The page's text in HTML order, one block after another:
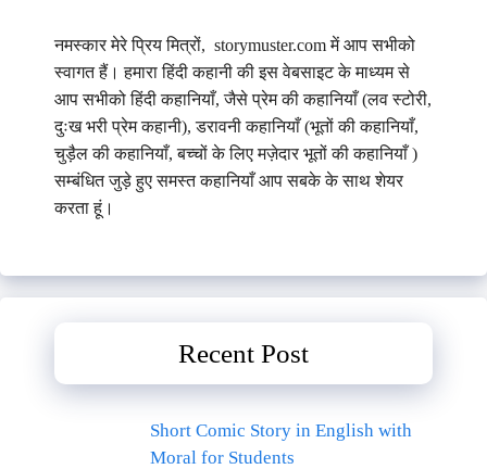
नमस्कार मेरे प्रिय मित्रों, storymuster.com में आप सभीको
स्वागत हैं। हमारा हिंदी कहानी की इस वेबसाइट के माध्यम से
आप सभीको हिंदी कहानियाँ, जैसे प्रेम की कहानियाँ (लव स्टोरी,
दुःख भरी प्रेम कहानी), डरावनी कहानियाँ (भूतों की कहानियाँ,
चुड़ैल की कहानियाँ, बच्चों के लिए मज़ेदार भूतों की कहानियाँ )
सम्बंधित जुड़े हुए समस्त कहानियाँ आप सबके के साथ शेयर
करता हूं।
Recent Post
Short Comic Story in English with
Moral for Students